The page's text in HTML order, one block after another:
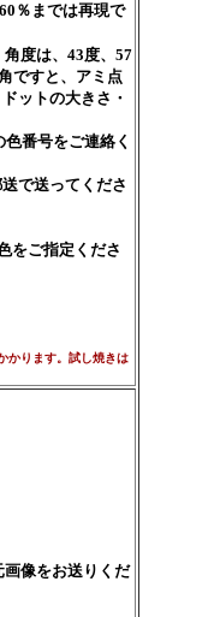
％までは再現で
度は、43度、57
ですと、アミ点
ットの大きさ・
番号をご連絡く
で送ってくださ
をご指定くださ
かります。試し焼きは
像をお送りくだ